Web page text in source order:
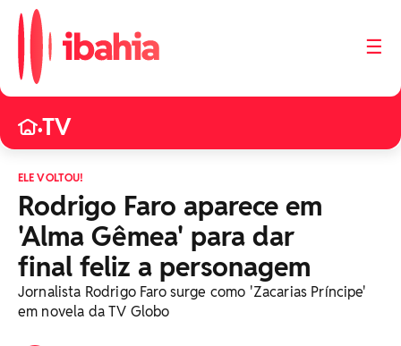
☰
•TV
ELE VOLTOU!
Rodrigo Faro aparece em
'Alma Gêmea' para dar
final feliz a personagem
Jornalista Rodrigo Faro surge como 'Zacarias Príncipe'
em novela da TV Globo